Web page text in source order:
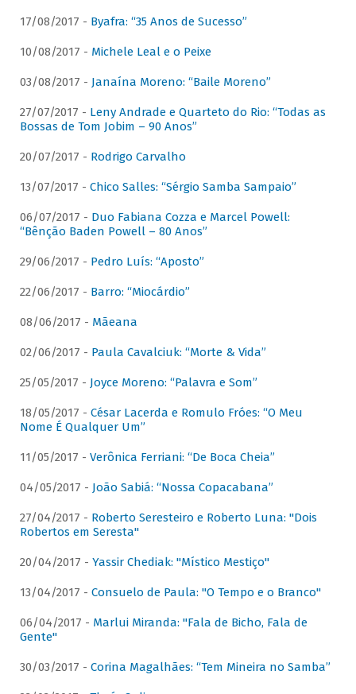
17/08/2017 - Byafra: “35 Anos de Sucesso”
10/08/2017 - Michele Leal e o Peixe
03/08/2017 - Janaína Moreno: “Baile Moreno”
27/07/2017 - Leny Andrade e Quarteto do Rio: “Todas as
Bossas de Tom Jobim – 90 Anos”
20/07/2017 - Rodrigo Carvalho
13/07/2017 - Chico Salles: “Sérgio Samba Sampaio”
06/07/2017 - Duo Fabiana Cozza e Marcel Powell:
“Bênção Baden Powell – 80 Anos”
29/06/2017 - Pedro Luís: “Aposto”
22/06/2017 - Barro: “Miocárdio”
08/06/2017 - Mãeana
02/06/2017 - Paula Cavalciuk: “Morte & Vida”
25/05/2017 - Joyce Moreno: “Palavra e Som”
18/05/2017 - César Lacerda e Romulo Fróes: “O Meu
Nome É Qualquer Um”
11/05/2017 - Verônica Ferriani: “De Boca Cheia”
04/05/2017 - João Sabiá: “Nossa Copacabana”
27/04/2017 - Roberto Seresteiro e Roberto Luna: "Dois
Robertos em Seresta"
20/04/2017 - Yassir Chediak: "Místico Mestiço"
13/04/2017 - Consuelo de Paula: "O Tempo e o Branco"
06/04/2017 - Marlui Miranda: "Fala de Bicho, Fala de
Gente"
30/03/2017 - Corina Magalhães: “Tem Mineira no Samba”